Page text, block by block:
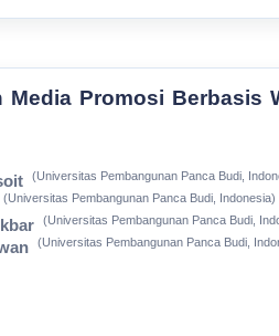
Media Promosi Berbasis
(Universitas Pembangunan Panca Budi,
(Universitas Pembangunan Panca Budi, Indonesia)
(Universitas Pembangunan Panca Budi,
(Universitas Pembangunan Panca Budi,